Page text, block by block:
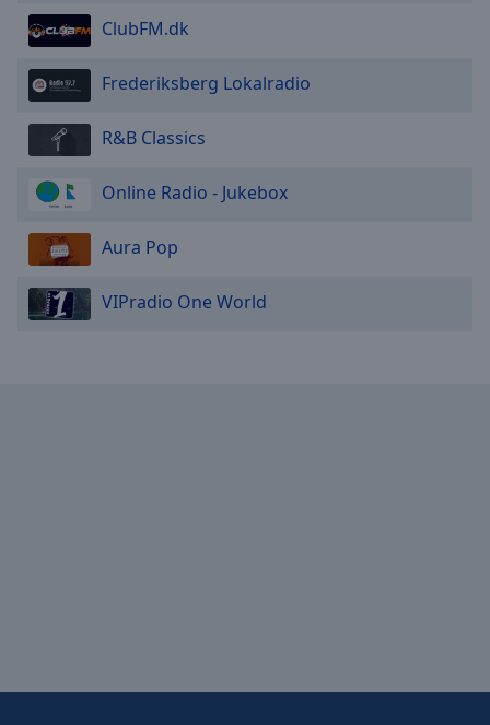
ClubFM.dk
Frederiksberg Lokalradio
R&B Classics
Online Radio - Jukebox
Aura Pop
VIPradio One World